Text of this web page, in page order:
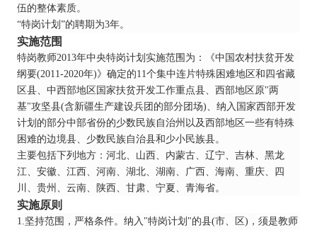
伍的整体素质。
“特岗计划”的聘期为3年。
实施范围
特岗教师2013年中央特岗计划实施范围为：《中国农村扶贫开发
纲要(2011-2020年)》确定的11个集中连片特殊困难地区和四省藏
区县、中西部地区国家扶贫开发工作重点县、西部地区原"两
基"攻坚县(含新疆生产建设兵团的部分团场)、纳入国家西部开发
计划的部分中部省份的少数民族自治州以及西部地区一些有特殊
困难的边境县、少数民族自治县和少小民族县。
主要包括下列地方：河北、山西、内蒙古、辽宁、吉林、黑龙
江、安徽、江西、河南、湖北、湖南、广西、海南、重庆、四
川、贵州、云南、陕西、甘肃、宁夏、青海省。
实施原则
1.坚持范围，严格条件。纳入"特岗计划"的县(市、区)，须是教师